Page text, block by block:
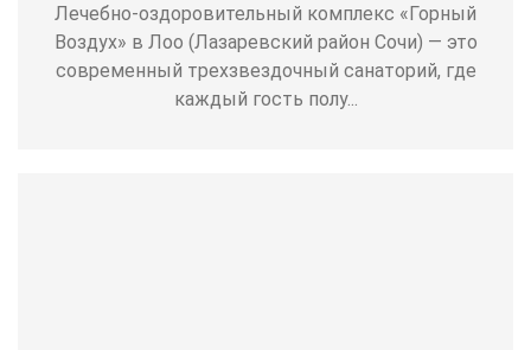
Лечебно-оздоровительный комплекс «Горный
Воздух» в Лоо (Лазаревский район Сочи) — это
современный трехзвездочный санаторий, где
каждый гость полу...